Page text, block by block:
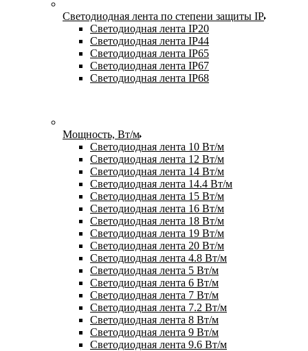
Светодиодная лента по степени защиты IP
Светодиодная лента IP20
Светодиодная лента IP44
Светодиодная лента IP65
Светодиодная лента IP67
Светодиодная лента IP68
Мощность, Вт/м
Светодиодная лента 10 Вт/м
Светодиодная лента 12 Вт/м
Светодиодная лента 14 Вт/м
Светодиодная лента 14.4 Вт/м
Светодиодная лента 15 Вт/м
Светодиодная лента 16 Вт/м
Светодиодная лента 18 Вт/м
Светодиодная лента 19 Вт/м
Светодиодная лента 20 Вт/м
Светодиодная лента 4.8 Вт/м
Светодиодная лента 5 Вт/м
Светодиодная лента 6 Вт/м
Светодиодная лента 7 Вт/м
Светодиодная лента 7.2 Вт/м
Светодиодная лента 8 Вт/м
Светодиодная лента 9 Вт/м
Светодиодная лента 9.6 Вт/м